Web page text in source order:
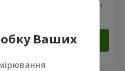
презент"
Замовити
Ваших